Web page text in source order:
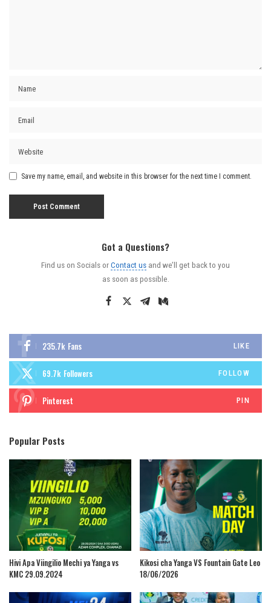
Save my name, email, and website in this browser for the next time I comment.
Got a Questions?
Find us on Socials orContact us and we’ll get back to you
as soon as possible.
235.7k Fans LIKE
69.7k Followers FOLLOW
Pinterest PIN
Popular Posts
Hivi Apa Viingilio Mechi ya Yanga vs
KMC 29.09.2024
Kikosi cha Yanga VS Fountain Gate Leo
18/06/2026